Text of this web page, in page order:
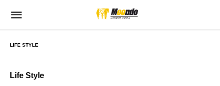
LIFE STYLE
Life Style